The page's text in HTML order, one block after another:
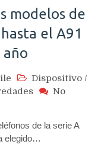
modelos de
el A91
Dispositivo /
No
de la serie A
elegido…